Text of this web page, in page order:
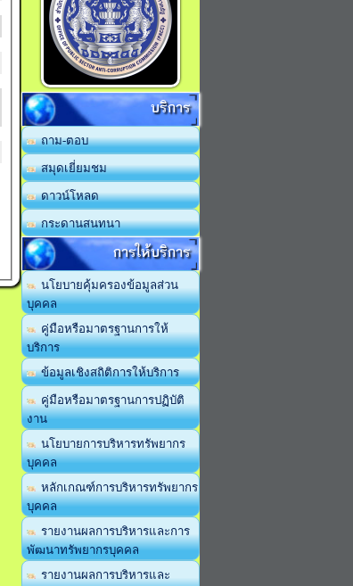
บริการ
ถาม-ตอบ
สมุดเยี่ยมชม
ดาวน์โหลด
กระดานสนทนา
การให้บริการ
นโยบายคุ้มครองข้อมูลส่วน
บุคคล
คู่มือหรือมาตรฐานการให้
บริการ
ข้อมูลเชิงสถิติการให้บริการ
คู่มือหรือมาตรฐานการปฏิบัติ
งาน
นโยบายการบริหารทรัพยากร
บุคคล
หลักเกณฑ์การบริหารทรัพยากร
บุคคล
รายงานผลการบริหารและการ
พัฒนาทรัพยากรบุคคล
รายงานผลการบริหารและ